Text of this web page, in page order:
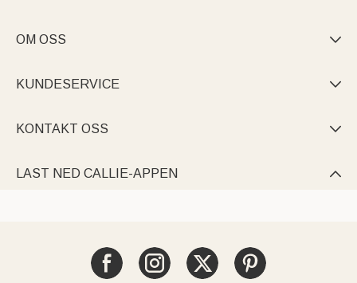
OM OSS 
KUNDESERVICE 
KONTAKT OSS 
LAST NED CALLIE-APPEN 